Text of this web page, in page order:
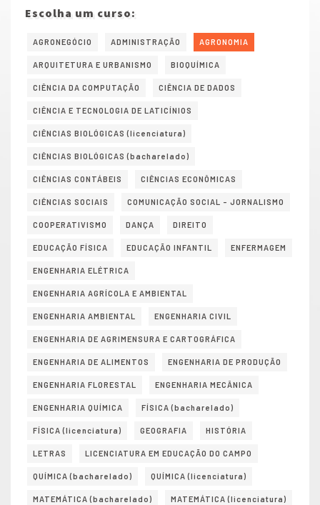
Escolha um curso:
AGRONEGÓCIO ADMINISTRAÇÃO AGRONOMIA
ARQUITETURA E URBANISMO BIOQUÍMICA
CIÊNCIA DA COMPUTAÇÃO CIÊNCIA DE DADOS
CIÊNCIA E TECNOLOGIA DE LATICÍNIOS
CIÊNCIAS BIOLÓGICAS (licenciatura)
CIÊNCIAS BIOLÓGICAS (bacharelado)
CIÊNCIAS CONTÁBEIS CIÊNCIAS ECONÔMICAS
CIÊNCIAS SOCIAIS COMUNICAÇÃO SOCIAL – JORNALISMO
COOPERATIVISMO DANÇA DIREITO
EDUCAÇÃO FÍSICA EDUCAÇÃO INFANTIL ENFERMAGEM
ENGENHARIA ELÉTRICA
ENGENHARIA AGRÍCOLA E AMBIENTAL
ENGENHARIA AMBIENTAL ENGENHARIA CIVIL
ENGENHARIA DE AGRIMENSURA E CARTOGRÁFICA
ENGENHARIA DE ALIMENTOS ENGENHARIA DE PRODUÇÃO
ENGENHARIA FLORESTAL ENGENHARIA MECÂNICA
ENGENHARIA QUÍMICA FÍSICA (bacharelado)
FÍSICA (licenciatura) GEOGRAFIA HISTÓRIA
LETRAS LICENCIATURA EM EDUCAÇÃO DO CAMPO
QUÍMICA (bacharelado) QUÍMICA (licenciatura)
MATEMÁTICA (bacharelado) MATEMÁTICA (licenciatura)